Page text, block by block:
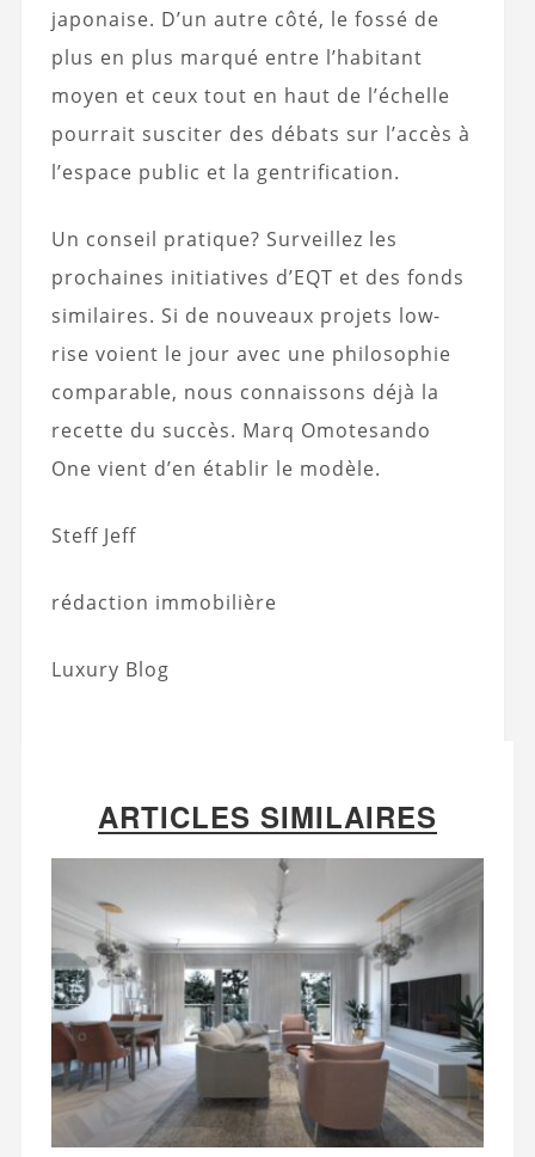
japonaise. D’un autre côté, le fossé de
plus en plus marqué entre l’habitant
moyen et ceux tout en haut de l’échelle
pourrait susciter des débats sur l’accès à
l’espace public et la gentrification.
Un conseil pratique? Surveillez les
prochaines initiatives d’EQT et des fonds
similaires. Si de nouveaux projets low-
rise voient le jour avec une philosophie
comparable, nous connaissons déjà la
recette du succès. Marq Omotesando
One vient d’en établir le modèle.
Steff Jeff
rédaction immobilière
Luxury Blog
ARTICLES SIMILAIRES